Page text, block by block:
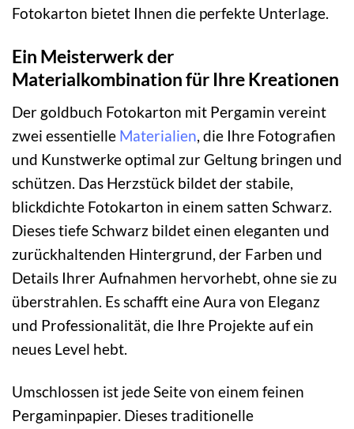
Fotokarton bietet Ihnen die perfekte Unterlage.
Ein Meisterwerk der
Materialkombination für Ihre Kreationen
Der goldbuch Fotokarton mit Pergamin vereint
zwei essentielle Materialien , die Ihre Fotografien
und Kunstwerke optimal zur Geltung bringen und
schützen. Das Herzstück bildet der stabile,
blickdichte Fotokarton in einem satten Schwarz.
Dieses tiefe Schwarz bildet einen eleganten und
zurückhaltenden Hintergrund, der Farben und
Details Ihrer Aufnahmen hervorhebt, ohne sie zu
überstrahlen. Es schafft eine Aura von Eleganz
und Professionalität, die Ihre Projekte auf ein
neues Level hebt.
Umschlossen ist jede Seite von einem feinen
Pergaminpapier. Dieses traditionelle